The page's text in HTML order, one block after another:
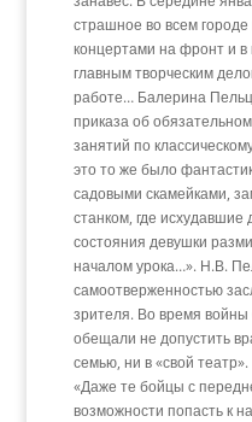
страшное во всем
концертами на фронт и
главным творческим
работе… Балерина
приказа об
занятий по
это то же было
садовыми скамейками,
станком, где исхудавшие
состояния девушки
началом урока…». Н.В.
самоотверженностью
зрителя. Во время
обещали не допустить
семью, ни в «свой
«Даже те бойцы с
возможности попасть к